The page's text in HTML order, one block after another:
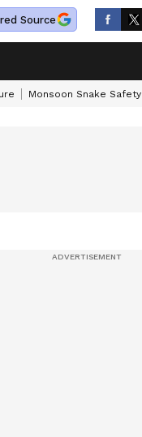
Source
Monsoon Snake Safety